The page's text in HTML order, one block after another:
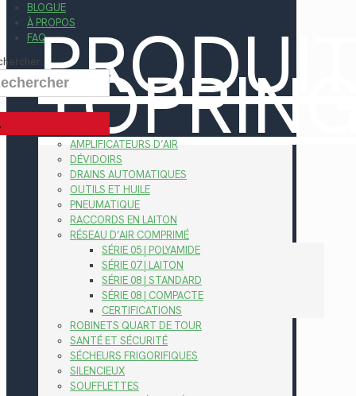
BLOGUE
À PROPOS
FAQ
AMPLIFICATEURS D’AIR
DÉVIDOIRS
DRAINS AUTOMATIQUES
OUTILS ET HUILE
PNEUMATIQUE
RACCORDS EN LAITON
RÉSEAU D’AIR COMPRIMÉ
SÉRIE 05 | POLYAMIDE
SÉRIE 07 | LAITON
SÉRIE 08 | STANDARD
SÉRIE 08 | COMPACTE
CERTIFICATIONS
ROBINETS QUART DE TOUR
SANTÉ ET SÉCURITÉ
SÉCHEURS FRIGORIFIQUES
SILENCIEUX
SOUFFLETTES